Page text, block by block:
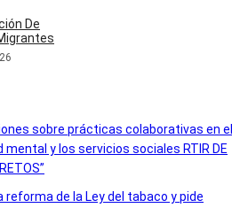
De
sobre prácticas colaborativas en el
mental y los servicios sociales RTIR DE
reforma de la Ley del tabaco y pide